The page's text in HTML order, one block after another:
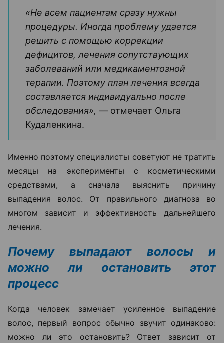
«Не всем пациентам сразу нужны
процедуры. Иногда проблему удается
решить с помощью коррекции
дефицитов, лечения сопутствующих
заболеваний или медикаментозной
терапии. Поэтому план лечения всегда
составляется индивидуально после
обследования», — отмечает Ольга
Кудаленкина.
Именно поэтому специалисты советуют не тратить
месяцы на эксперименты с косметическими
средствами, а сначала выяснить причину
выпадения волос. От правильного диагноза во
многом зависит и эффективность дальнейшего
лечения.
Почему выпадают волосы и
можно ли остановить этот
процесс
Когда человек замечает усиленное выпадение
волос, первый вопрос обычно звучит одинаково:
можно ли это остановить? Ответ зависит от